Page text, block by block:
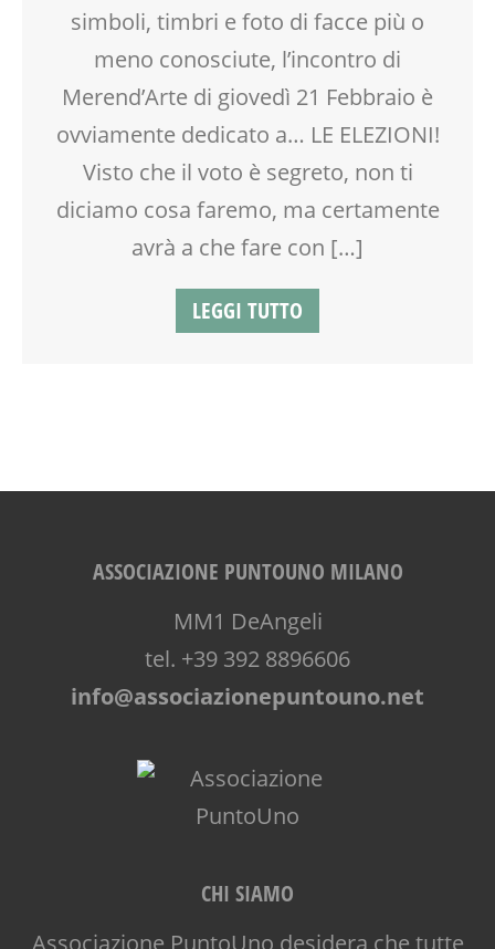
TEMPO LIBERO
simboli, timbri e foto di facce più o
meno conosciute, l’incontro di
Merend’Arte di giovedì 21 Febbraio è
ovviamente dedicato a… LE ELEZIONI!
Visto che il voto è segreto, non ti
diciamo cosa faremo, ma certamente
avrà a che fare con […]
LEGGI TUTTO
ASSOCIAZIONE PUNTOUNO MILANO
MM1 DeAngeli
tel. +39 392 8896606
info@associazionepuntouno.net
CHI SIAMO
Associazione PuntoUno desidera che tutte